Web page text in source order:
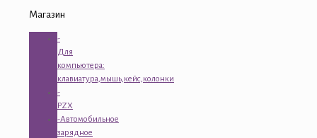
Магазин
-
Для
компьютера:
клавиатура,мышь,кейс,колонки
-
PZX
-Автомобильное
зарядное